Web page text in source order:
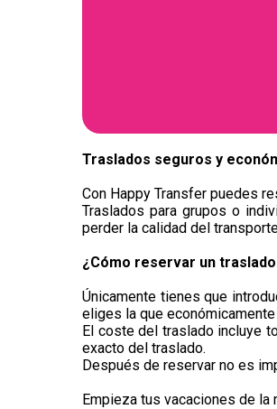
Traslados seguros y
Con Happy Transfer puedes
Traslados para grupos o
perder la calidad del
¿Cómo reservar un
Únicamente tienes que
eliges la que
El coste del traslado incluye
exacto del traslado.
Después de reservar no es
Empieza tus vacaciones de